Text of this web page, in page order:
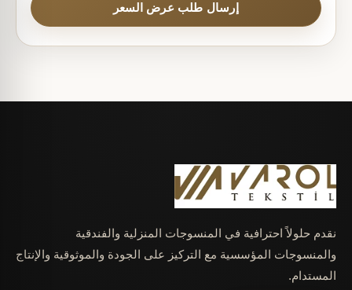
إرسال طلب عرض السعر
نقدم حلولاً احترافية في المنسوجات المنزلية والفندقية
والمنسوجات المؤسسية مع التركيز على الجودة والموثوقية والإنتاج
المستدام.